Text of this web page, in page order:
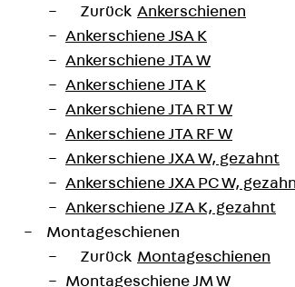
Zurück Ankerschienen
Ankerschiene JSA K
Ankerschiene JTA W
Ankerschiene JTA K
Ankerschiene JTA RT W
Ankerschiene JTA RF W
Ankerschiene JXA W, gezahnt
Ankerschiene JXA PC W,
Ankerschiene JZA K, gezahnt
Montageschienen
Zurück Montageschienen
Montageschiene JM W
an der Moldau der
fügt sich das luftig wirkende